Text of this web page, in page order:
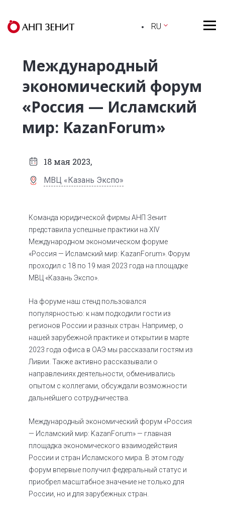
RU
Международный
экономический форум
«Россия — Исламский
мир: KazanForum»
18 мая 2023,
МВЦ «Казань Экспо»
Команда юридической фирмы АНП Зенит
представила успешные практики на XIV
Международном экономическом форуме
«Россия — Исламский мир: KazanForum». Форум
проходил с 18 по 19 мая 2023 года на площадке
МВЦ «Казань Экспо».
На форуме наш стенд пользовался
популярностью: к нам подходили гости из
регионов России и разных стран. Например, о
нашей зарубежной практике и открытии в марте
2023 года офиса в ОАЭ мы рассказали гостям из
Ливии. Также активно рассказывали о
направлениях деятельности, обменивались
опытом с коллегами, обсуждали возможности
дальнейшего сотрудничества.
Международный экономический форум «Россия
— Исламский мир: KazanForum» — главная
площадка экономического взаимодействия
России и стран Исламского мира. В этом году
форум впервые получил федеральный статус и
приобрел масштабное значение не только для
России, но и для зарубежных стран.